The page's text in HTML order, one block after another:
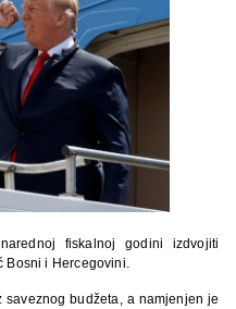
fiskalnoj godini izdvojiti
i Hercegovini.
budžeta, a namjenjen je